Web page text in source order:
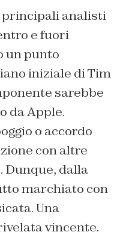
principali analisti
e fuori
un punto
iniziale di Tim
sarebbe
da Apple.
o accordo
con altre
Dunque, dalla
marchiato con
Una
vincente.